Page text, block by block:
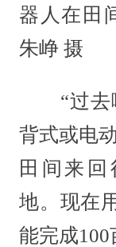
器人在田
朱峥 摄
“过去喷
背式或电
田间来
地。现在
能完成100